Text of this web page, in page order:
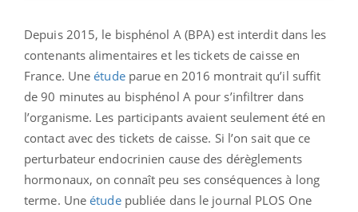
Depuis 2015, le bisphénol A (BPA) est interdit dans les
contenants alimentaires et les tickets de caisse en
France. Uneétudeparue en 2016 montrait qu’il suffit
de 90 minutes au bisphénol A pour s’infiltrer dans
l’organisme. Les participants avaient seulement été en
contact avec des tickets de caisse. Si l’on sait que ce
perturbateur endocrinien cause des dérèglements
hormonaux, on connaît peu ses conséquences à long
terme. Uneétudepubliée dans le journal PLOS One